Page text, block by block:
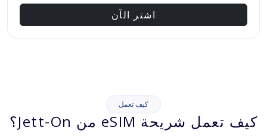
اشتر الآن
كيف تعمل
كيف تعمل شريحة eSIM من Jett-On؟